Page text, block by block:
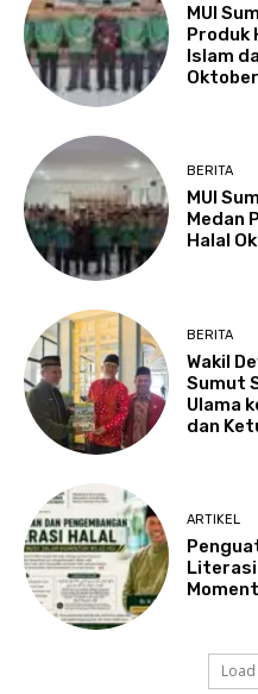
MUI
Produk
Islam
BERITA
MUI
Medan
Halal
BERITA
Wakil
Sumut
Ulama
dan
ARTIKEL
Literasi